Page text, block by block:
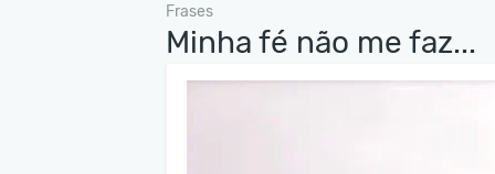
Frases
Minha fé não me faz...